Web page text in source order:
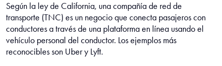
Según la ley de California, una compañía de red de
transporte (TNC) es un negocio que conecta pasajeros con
conductores a través de una plataforma en línea usando el
vehículo personal del conductor. Los ejemplos más
reconocibles son Uber y Lyft.